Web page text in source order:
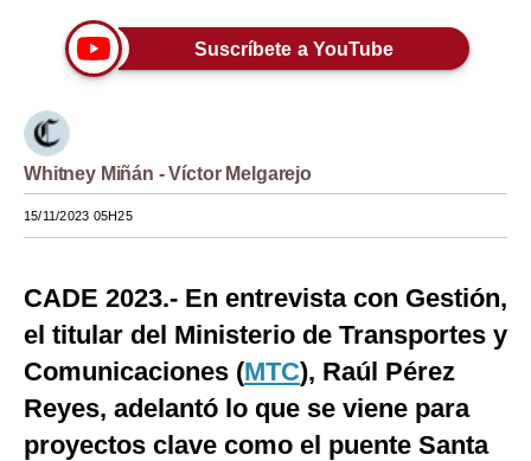
Viajes
Estilos
Mundo
EEUU
México
España
Internacional
Suscríbete a YouTube
Whitney Miñán - Víctor Melgarejo
15/11/2023 05H25
CADE 2023.- En entrevista con Gestión,
el titular del Ministerio de Transportes y
Comunicaciones (MTC), Raúl Pérez
Reyes, adelantó lo que se viene para
proyectos clave como el puente Santa